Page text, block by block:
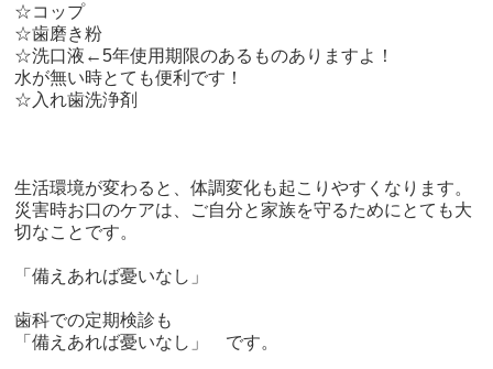
☆コップ
☆歯磨き粉
☆洗口液←5年使用期限のあるものありますよ！
水が無い時とても便利です！
☆入れ歯洗浄剤
生活環境が変わると、体調変化も起こりやすくなります。
災害時お口のケアは、ご自分と家族を守るためにとても大
切なこと です。
「備えあれば憂いなし」
歯科での定期検診も
「備えあれば憂いなし」 です。